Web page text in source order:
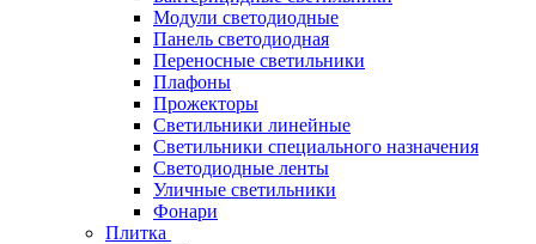
Модули светодиодные
Панель светодиодная
Переносные светильники
Плафоны
Прожекторы
Светильники линейные
Светильники специального назначения
Светодиодные ленты
Уличные светильники
Фонари
Плитка